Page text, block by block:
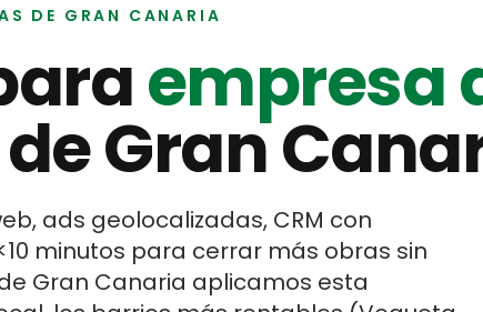
DE GRAN CANARIA
empresa
Gran
ads geolocalizadas, CRM con
minutos para cerrar más obras sin
Gran Canaria aplicamos esta